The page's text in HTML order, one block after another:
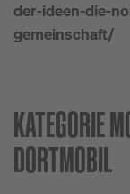
der-ideen-die-
gemeinschaft/
KATEGORIE
DORTMOBIL